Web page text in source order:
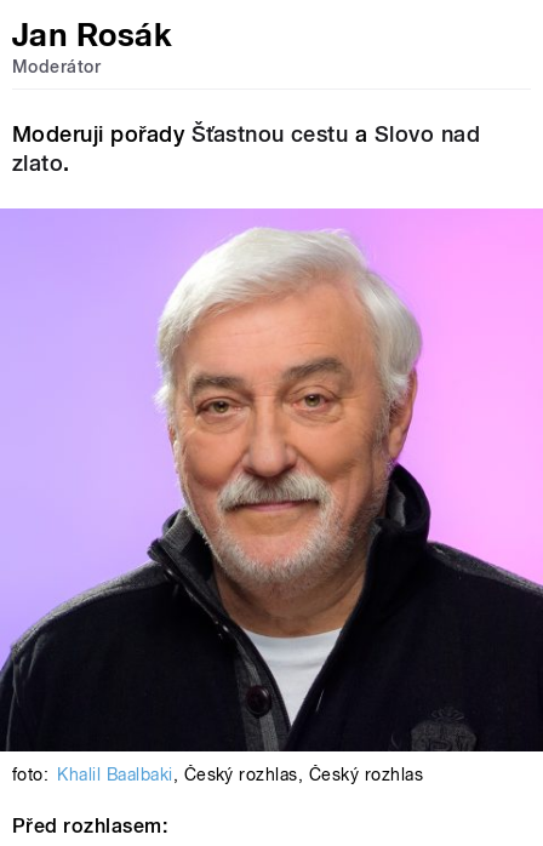
Jan Rosák
Moderátor
Moderuji pořady Šťastnou cestu a Slovo nad
zlato.
foto: Khalil Baalbaki, Český rozhlas, Český rozhlas
Před rozhlasem: